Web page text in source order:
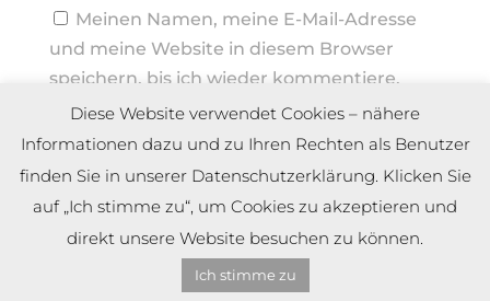
Meinen Namen, meine E-Mail-Adresse
und meine Website in diesem Browser
speichern, bis ich wieder kommentiere.
Copyright by Dennis Meier
Diese Website verwendet Cookies – nähere
Informationen dazu und zu Ihren Rechten als Benutzer
finden Sie in unserer Datenschutzerklärung. Klicken Sie
auf „Ich stimme zu“, um Cookies zu akzeptieren und
direkt unsere Website besuchen zu können.
Ich stimme zu